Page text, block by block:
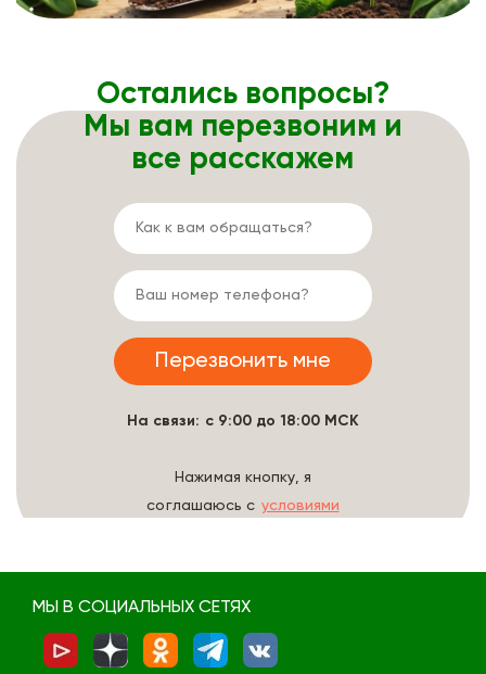
Остались вопросы?
Мы вам перезвоним и
все расскажем
На связи: с 9:00 до 18:00 МСК
Нажимая кнопку, я
соглашаюсь с условиями
МЫ В СОЦИАЛЬНЫХ СЕТЯХ